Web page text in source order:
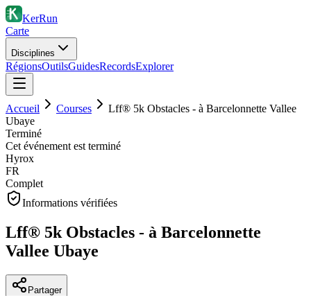
KerRun
Carte
Disciplines
RégionsOutilsGuidesRecordsExplorer
Accueil Courses
Lff® 5k Obstacles - à Barcelonnette Vallee
Ubaye
Terminé
Cet événement est terminé
Hyrox
FR
Complet
Informations vérifiées
Lff® 5k Obstacles - à Barcelonnette
Vallee Ubaye
Partager